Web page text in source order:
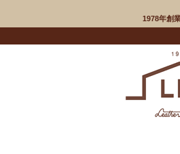
1978年創